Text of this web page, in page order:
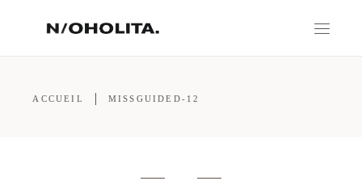
ACCUEIL MISSGUIDED-12